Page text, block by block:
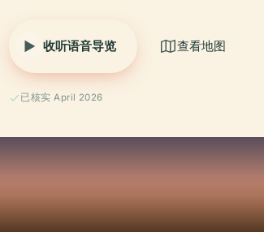
收听语音导览 查看地图
已核实 April 2026